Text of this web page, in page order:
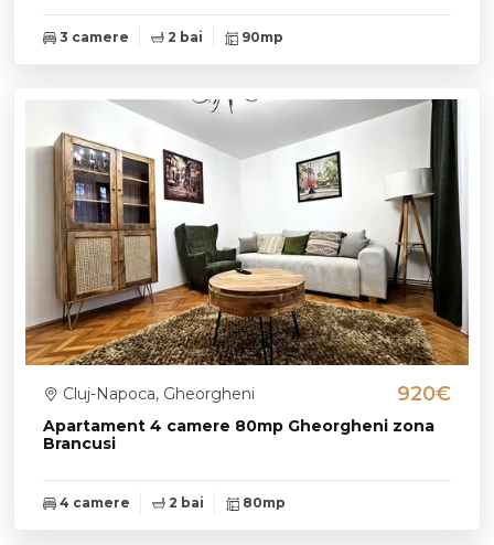
3 camere 2 bai 90mp
Apartament 4 camere 80mp Gheorgheni zona
Brancusi
Cluj-Napoca, Gheorgheni 920€
4 camere 2 bai 80mp